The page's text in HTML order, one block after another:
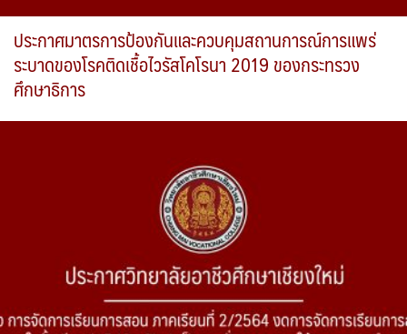
ประกาศมาตรการป้องกันและควบคุมสถานการณ์การแพร่
ระบาดของโรคติดเชื้อไวรัสโคโรนา 2019 ของกระทรวง
ศึกษาธิการ